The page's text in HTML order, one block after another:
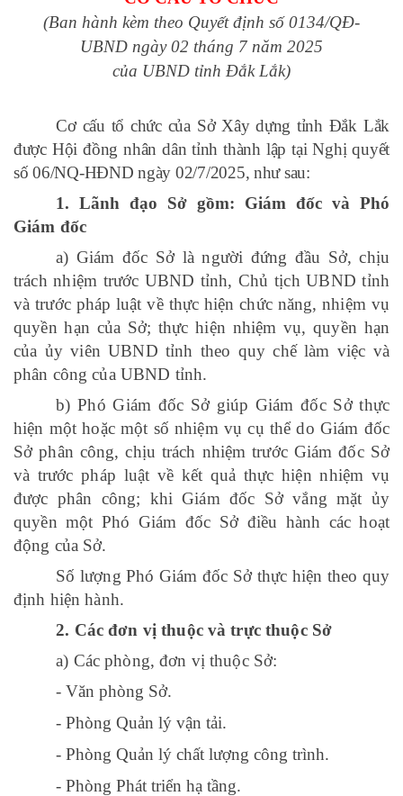
(Ban hành kèm theo Quyết định số 0134/QĐ-
UBND ngày 02 tháng 7 năm 2025
của UBND tỉnh Đắk Lắk)
Cơ cấu tổ chức của Sở Xây dựng tỉnh Đắk Lắk
được Hội đồng nhân dân tỉnh thành lập tại Nghị quyết
số 06/NQ-HĐND ngày 02/7/2025, như sau:
1. Lãnh đạo Sở gồm: Giám đốc và Phó
Giám đốc
a) Giám đốc Sở là người đứng đầu Sở, chịu
trách nhiệm trước UBND tỉnh, Chủ tịch UBND tỉnh
và trước pháp luật về thực hiện chức năng, nhiệm vụ
quyền hạn của Sở; thực hiện nhiệm vụ, quyền hạn
của ủy viên UBND tỉnh theo quy chế làm việc và
phân công của UBND tỉnh.
b) Phó Giám đốc Sở giúp Giám đốc Sở thực
hiện một hoặc một số nhiệm vụ cụ thể do Giám đốc
Sở phân công, chịu trách nhiệm trước Giám đốc Sở
và trước pháp luật về kết quả thực hiện nhiệm vụ
được phân công; khi Giám đốc Sở vắng mặt ủy
quyền một Phó Giám đốc Sở điều hành các hoạt
động của Sở.
Số lượng Phó Giám đốc Sở thực hiện theo quy
định hiện hành.
2. Các đơn vị thuộc và trực thuộc Sở
a) Các phòng, đơn vị thuộc Sở:
- Vănphòng Sở.
- Phòng Quảnlý vận tải.
- Phòng Quản lý chất lượng công trình.
- Phòng Phát triển hạ tầng.